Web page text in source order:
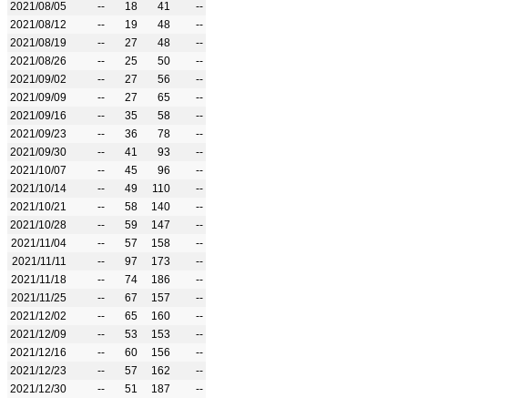
2021/08/05
-- 18 41
--
2021/08/12
-- 19 48
--
2021/08/19
-- 27 48
--
2021/08/26
-- 25 50
--
2021/09/02
-- 27 56
--
2021/09/09
-- 27 65
--
2021/09/16
-- 35 58
--
2021/09/23
-- 36 78
--
2021/09/30
-- 41 93
--
2021/10/07
-- 45 96
--
2021/10/14
-- 49 110
--
2021/10/21
-- 58 140
--
2021/10/28
-- 59 147
--
2021/11/04
-- 57 158
--
2021/11/11
-- 97 173
--
2021/11/18
-- 74 186
--
2021/11/25
-- 67 157
--
2021/12/02
-- 65 160
--
2021/12/09
-- 53 153
--
2021/12/16
-- 60 156
--
2021/12/23
-- 57 162
--
2021/12/30
-- 51 187 --